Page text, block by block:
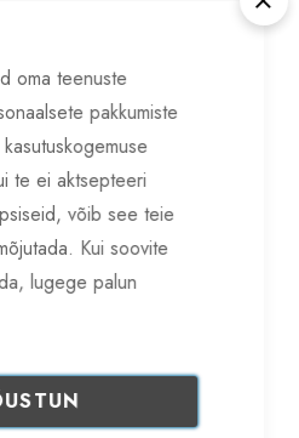
oma teenuste
pakkumiste
te ei aktsepteeri
võib see teie
Kui soovite
lugege palun